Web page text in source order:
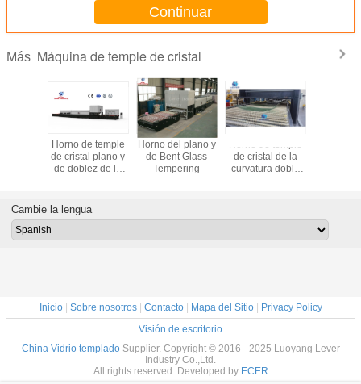
Continuar
Más Máquina de temple de cristal
Horno de temple
de cristal plano y
de doblez de la
Horno del plano y
de Bent Glass
Tempering
Horno de temple
de cristal de la
curvatura doble
automotriz
Cambie la lengua
Inicio| Sobre nosotros| Contacto| Mapa del Sitio|
Privacy Policy
Visión de escritorio
China Vidrio templadoSupplier. Copyright © 2016 - 2025 Luoyang Lever
Industry Co.,Ltd.
All rights reserved. Developed by ECER